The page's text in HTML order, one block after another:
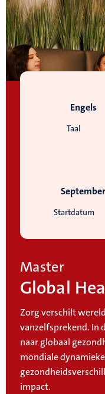
Taal
Engels
Startdatum
September
Master
Global
Zorg verschilt
vanzelfsprekend. In
naar globaal
mondiale
impact.